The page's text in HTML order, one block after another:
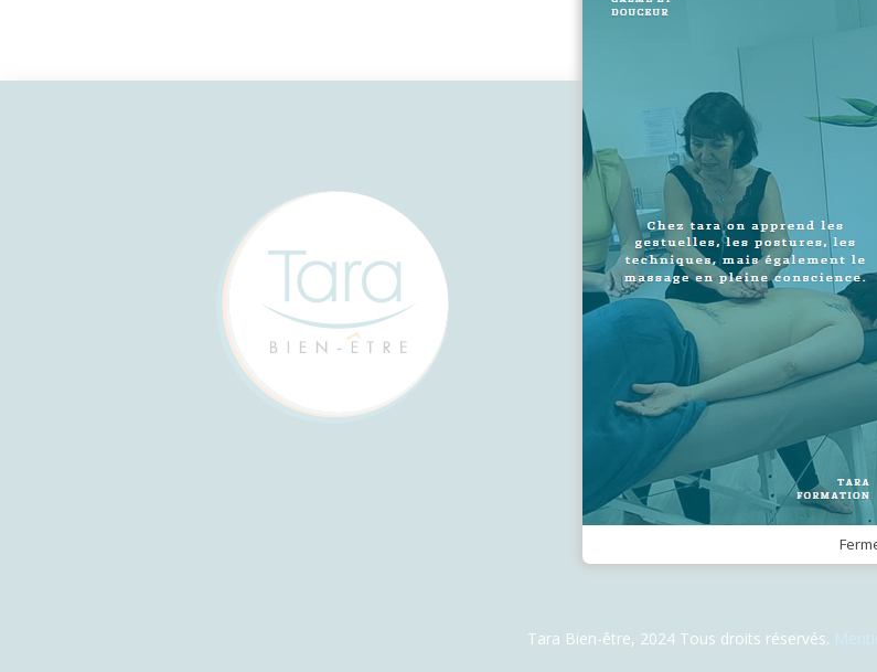
2
SUIVEZ-NOUS !
Recevez notre
Je m'inscris
Tara Bien-être, 2024 Tous droits réservés.